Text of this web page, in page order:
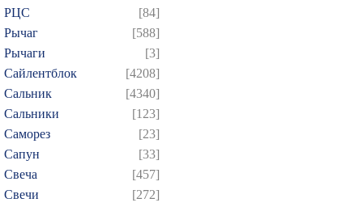
РЦС
[84]
Рычаг
[588]
Рычаги
[3]
Сайлентблок
[4208]
Сальник
[4340]
Сальники
[123]
Саморез
[23]
Сапун
[33]
Свеча
[457]
Свечи
[272]